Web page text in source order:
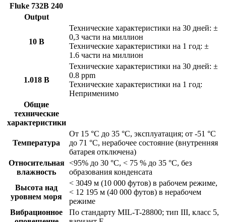
Fluke 732B 240
Output
10 B
Технические характеристики на 30 дней: ±
0,3 части на миллион
Технические характеристики на 1 год: ±
1.6 части на миллион
1.018 B
Технические характеристики на 30 дней: ±
0.8 ppm
Технические характеристики на 1 год:
Неприменимо
Общие
технические
характеристики
Температура
От 15 °C до 35 °C, эксплуатация; от -51 °C
до 71 °C, нерабочее состояние (внутренняя
батарея отключена)
Относительная
влажность
<95% до 30 °C, < 75 % до 35 °C, без
образования конденсата
Высота над
уровнем моря
< 3049 м (10 000 футов) в рабочем режиме,
< 12 195 м (40 000 футов) в нерабочем
режиме
Вибрационное
По стандарту MIL-T-28800; тип III, класс 5,